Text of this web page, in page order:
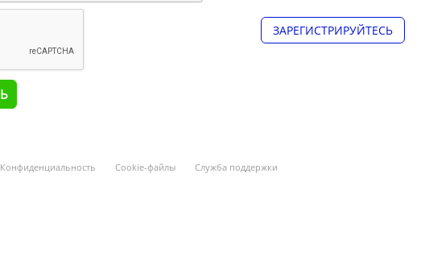
ЗАРЕГИСТРИРУЙТЕСЬ
Конфиденциальность Cookie-файлы Служба поддержки